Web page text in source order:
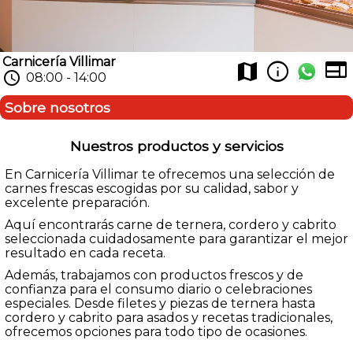
Carnicería Villimar
schedule 08:00 - 14:00 map info web
Sobre nosotros
Nuestros productos y servicios
En Carnicería Villimar te ofrecemos una selección de
carnes frescas escogidas por su calidad, sabor y
excelente preparación.
Aquí encontrarás carne de ternera, cordero y cabrito
seleccionada cuidadosamente para garantizar el mejor
resultado en cada receta.
Además, trabajamos con productos frescos y de
confianza para el consumo diario o celebraciones
especiales. Desde filetes y piezas de ternera hasta
cordero y cabrito para asados y recetas tradicionales,
ofrecemos opciones para todo tipo de ocasiones.